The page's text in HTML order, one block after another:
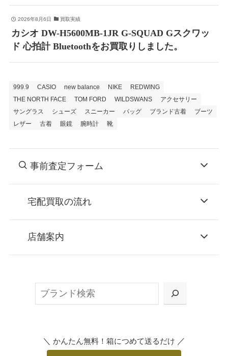
2026年8月6日 買取実績
カシオ DW-H5600MB-1JR G-SQUAD Gスクワッ
ド 心拍計 Bluetoothをお買取りしました。
999.9 CASIO new balance NIKE
REDWING
THE NORTH FACE
TOM FORD WILDSWANS
アクセサリー
サングラス
シューズ スニーカー バッグ ブランド古着
ブーツ
レザー
古着 眼鏡 腕時計 靴
事前査定フォーム
宅配買取の流れ
お申込み
または梱包材不要の「集荷申込」からお選び
店舗案内
＼ かんたん無料！箱につめて送るだけ ／